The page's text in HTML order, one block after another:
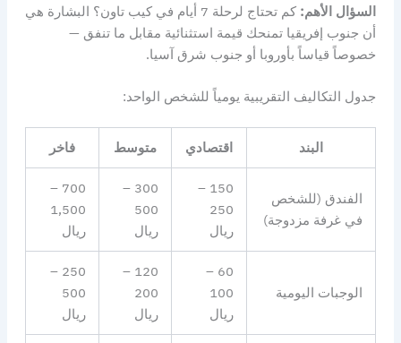
السؤال الأهم:
كم تحتاج لرحلة 7 أيام في كيب تاون؟ البشارة هي
أن جنوب إفريقيا تمنحك قيمة استثنائية مقابل ما تنفق —
خصوصاً قياساً بأوروبا أو جنوب شرق آسيا.
جدول التكاليف التقريبية يومياً للشخص الواحد:
البند اقتصادي متوسط فاخر
الفندق (للشخص
في غرفة مزدوجة)
150 –
250
ريال
300 –
500
ريال
700 –
1,500
ريال
الوجبات اليومية
60 –
100
ريال
120 –
200
ريال
250 –
500
ريال